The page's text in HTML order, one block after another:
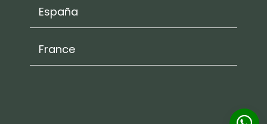
España
France